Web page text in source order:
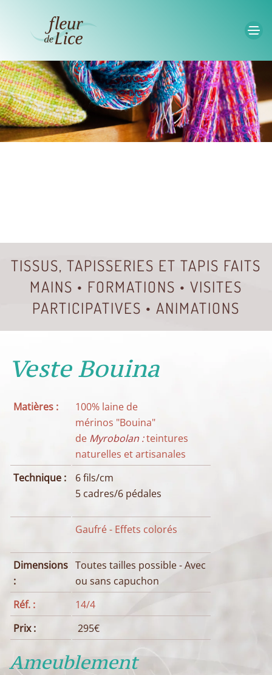
Accéder au contenu principal
TISSUS, TAPISSERIES ET TAPIS FAITS
MAINS • FORMATIONS • VISITES
PARTICIPATIVES • ANIMATIONS
Veste Bouina
Matières :
100% laine de
mérinos "Bouina"
de Myrobolan :teintures
naturelles et artisanales
Technique :
6 fils/cm
5 cadres/6 pédales
Gaufré - Effets colorés
Dimensions
:
Toutes tailles possible - Avec
ou sans capuchon
Réf. :
14/4
Prix :
295€
Ameublement